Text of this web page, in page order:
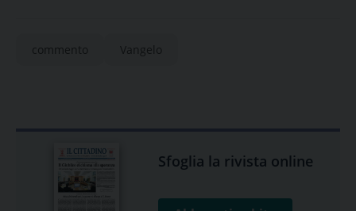
commento Vangelo
Sfoglia la rivista online